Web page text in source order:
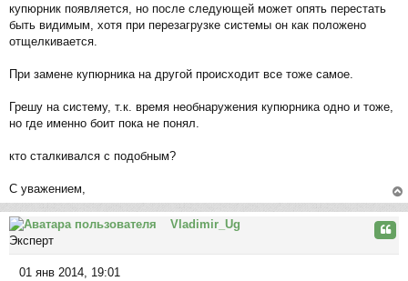
купюрник появляется, но после следующей может опять перестать
быть видимым, хотя при перезагрузке системы он как положено
отщелкивается.
При замене купюрника на другой происходит все тоже самое.
Грешу на систему, т.к. время необнаружения купюрника одно и тоже,
но где именно боит пока не понял.
кто сталкивался с подобным?
С уважением,
ер
ну
ть
ся
Vladimir_Ug
Эксперт
01 янв 2014, 19:01